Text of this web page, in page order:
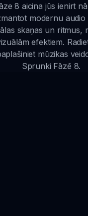
8 aicina jūs ienirt
modernu
skaņas un ritmus,
efektiem.
mūzikas
Sprunki Fāzē 8.